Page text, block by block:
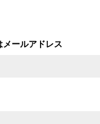
ールアドレス